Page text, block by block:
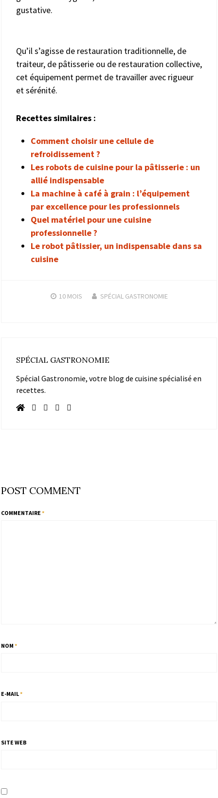
gustative.
Qu’il s’agisse de restauration traditionnelle, de
traiteur, de pâtisserie ou de restauration collective,
cet équipement permet de travailler avec rigueur
et sérénité.
Recettes similaires :
Comment choisir une cellule de
refroidissement ?
Les robots de cuisine pour la pâtisserie : un
allié indispensable
La machine à café à grain : l’équipement
par excellence pour les professionnels
Quel matériel pour une cuisine
professionnelle ?
Le robot pâtissier, un indispensable dans sa
cuisine
10 MOIS SPÉCIAL GASTRONOMIE
SPÉCIAL GASTRONOMIE
Spécial Gastronomie, votre blog de cuisine spécialisé en
recettes.
POST COMMENT
COMMENTAIRE *
NOM *
E-MAIL*
SITE WEB